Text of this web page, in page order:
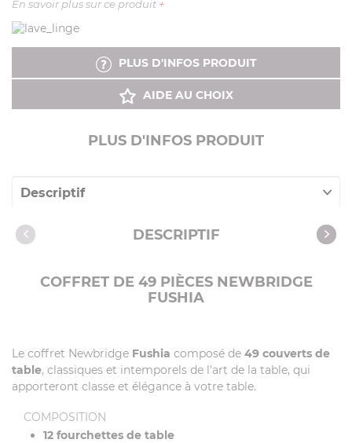
En savoir plus sur ce produit +
PLUS D'INFOS PRODUIT
AIDE AU CHOIX
PLUS D'INFOS PRODUIT
Descriptif
Caractéristiques DESCRIPTIF
COFFRET DE 49 PIÈCES NEWBRIDGE
FUSHIA
Le coffret Newbridge Fushia composé de 49 couverts de
table, classiques et intemporels de l'art de la table, qui
apporteront classe et élégance à votre table.
COMPOSITION
12 fourchettes de table